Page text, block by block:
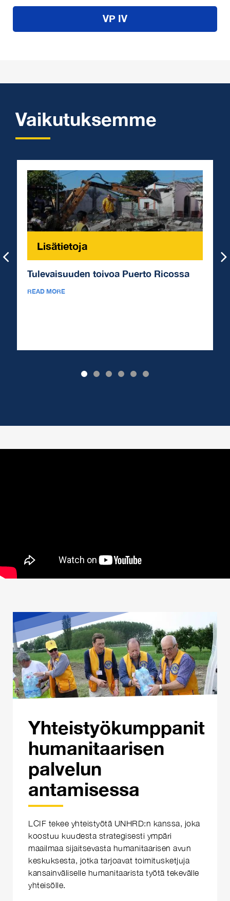
VP IV
Vaikutuksemme
Lisätietoja
Tulevaisuuden toivoa Puerto Ricossa
READ MORE
Yhteistyökumppanit
humanitaarisen
palvelun
antamisessa
LCIF tekee yhteistyötä UNHRD:n kanssa, joka
koostuu kuudesta strategisesti ympäri
maailmaa sijaitsevasta humanitaarisen avun
keskuksesta, jotka tarjoavat toimitusketjuja
kansainväliselle humanitaarista työtä tekevälle
yhteisölle.